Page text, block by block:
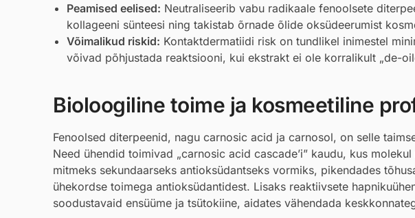
Peamised eelised: Neutraliseerib vabu radikaale fenoolsete
kollageeni sünteesi ning takistab õrnade õlide oksüdeerumist
Võimalikud riskid: Kontaktdermatiidi risk on tundlikel inimestel
võivad põhjustada reaktsiooni, kui ekstrakt ei ole korralikult „de-
Bioloogiline toime ja kosmeetiline
Fenoolsed diterpeenid, nagu carnosic acid ja carnosol, on selle
Need ühendid toimivad „carnosic acid cascade’i” kaudu, kus
mitmeks sekundaarseks antioksüdantseks vormiks, pikendades
ühekordse toimega antioksüdantidest. Lisaks reaktiivsete
soodustavaid ensüüme ja tsütokiine, aidates vähendada